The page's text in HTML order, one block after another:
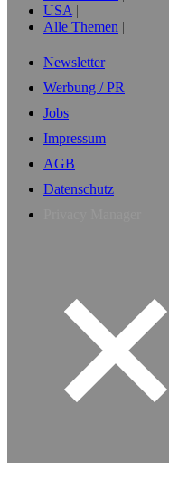
USA
Alle Themen
Newsletter
Werbung / PR
Jobs
Impressum
AGB
Datenschutz